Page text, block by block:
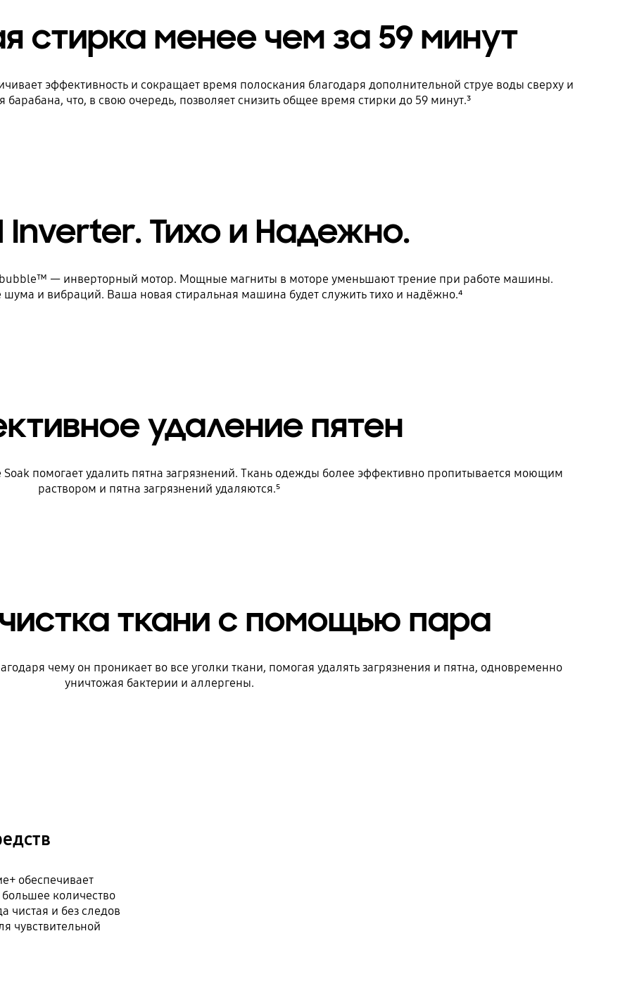
стирка менее чем за 59 минут
эффективность и сокращает время полоскания благодаря дополнительной струе воды сверху и
что, в свою очередь, позволяет снизить общее время стирки до 59 минут.³
Inverter. Тихо и Надежно.
— инверторный мотор. Мощные магниты в моторе уменьшают трение при работе машины.
и вибраций. Ваша новая стиральная машина будет служить тихо и надёжно.⁴
удаление пятен
помогает удалить пятна загрязнений. Ткань одежды более эффективно пропитывается моющим
раствором и пятна загрязнений удаляются.⁵
ткани с помощью пара
чему он проникает во все уголки ткани, помогая удалять загрязнения и пятна, одновременно
уничтожая бактерии и аллергены.
обеспечивает
количество
чистая и без следов
чувствительной